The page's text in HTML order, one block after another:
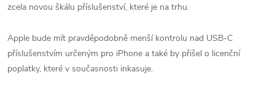
zcela novou škálu příslušenství, které je na trhu.
Apple bude mít pravděpodobně menší kontrolu nad USB-C
příslušenstvím určeným pro iPhone a také by přišel o licenční
poplatky, které v současnosti inkasuje.